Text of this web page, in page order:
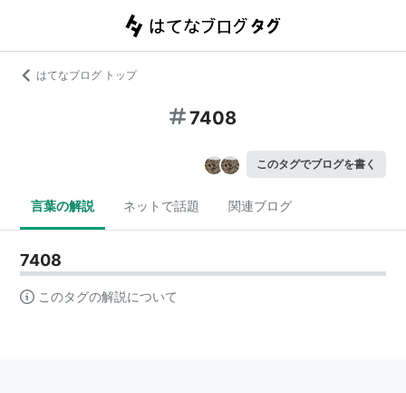
はてなブログ トップ
7408
このタグでブログを書く
言葉の解説 ネットで話題 関連ブログ
7408
このタグの解説について